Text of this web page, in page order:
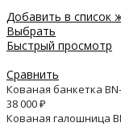
Добавить в список
Выбрать
Быстрый просмотр
Сравнить
Кованая банкетка
38 000₽
Кованая галошница